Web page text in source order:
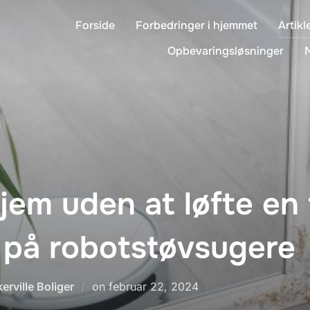
Forside Forbedringer i hjemmet
Opbevaringsløsninger
uden at løfte en
robotstøvsugere
Boliger onUdgivet
d.
februar 22, 2024